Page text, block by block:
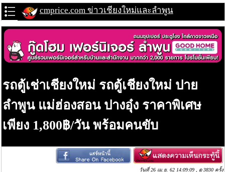
cmprice.com ข่าวเชียงใหม่และลำพูน
รถตู้เช่าเชียงใหม่ รถตู้เชียงใหม่ ปาย
ลำพูน แม่ฮ่องสอน ปางอุ๋ง ราคาพิเศษ
เพียง 1,800฿/วัน พร้อมคนขับ
วันที่ 26 เม.ย. 62 14:09:09 , ดู 3830 ครั้ง